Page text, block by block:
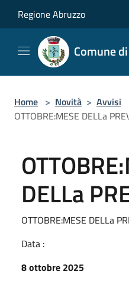
Regione Abruzzo
Comune
Home > Novità > Avvisi
OTTOBRE:MESE DELLa
DELLa
OTTOBRE:MESE DELLa
Data :
8 ottobre 2025